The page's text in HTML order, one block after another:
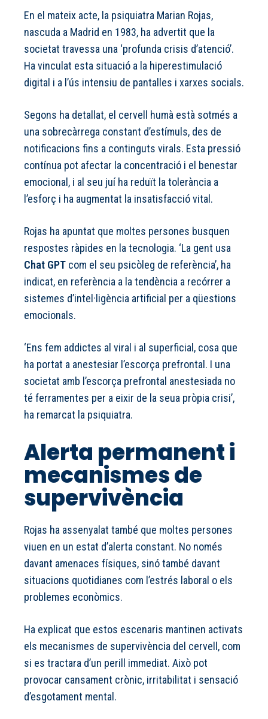
En el mateix acte, la psiquiatra Marian Rojas,
nascuda a Madrid en 1983, ha advertit que la
societat travessa una ‘profunda crisis d’atenció’.
Ha vinculat esta situació a la hiperestimulació
digital i a l’ús intensiu de pantalles i xarxes socials.
Segons ha detallat, el cervell humà està sotmés a
una sobrecàrrega constant d’estímuls, des de
notificacions fins a continguts virals. Esta pressió
contínua pot afectar la concentració i el benestar
emocional, i al seu juí ha reduït la tolerància a
l’esforç i ha augmentat la insatisfacció vital.
Rojas ha apuntat que moltes persones busquen
respostes ràpides en la tecnologia. ‘La gent usa
Chat GPT com el seu psicòleg de referència’, ha
indicat, en referència a la tendència a recórrer a
sistemes d’intel·ligència artificial per a qüestions
emocionals.
‘Ens fem addictes al viral i al superficial, cosa que
ha portat a anestesiar l’escorça prefrontal. I una
societat amb l’escorça prefrontal anestesiada no
té ferramentes per a eixir de la seua pròpia crisi’,
ha remarcat la psiquiatra.
Alerta permanent i
mecanismes de
supervivència
Rojas ha assenyalat també que moltes persones
viuen en un estat d’alerta constant. No només
davant amenaces físiques, sinó també davant
situacions quotidianes com l’estrés laboral o els
problemes econòmics.
Ha explicat que estos escenaris mantinen activats
els mecanismes de supervivència del cervell, com
si es tractara d’un perill immediat. Això pot
provocar cansament crònic, irritabilitat i sensació
d’esgotament mental.